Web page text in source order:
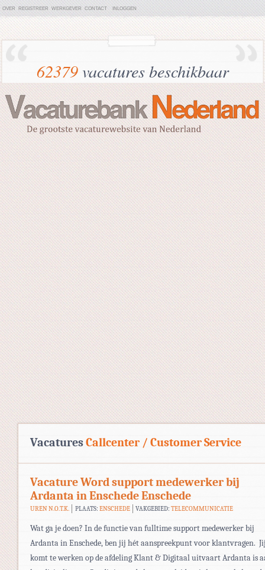
OVER REGISTREER WERKGEVER CONTACT INLOGGEN
62379vacatures beschikbaar
VacaturesCallcenter / Customer Service
Vacature Word support medewerker bij
Ardanta in Enschede Enschede
UREN N.O.T.K. PLAATS: ENSCHEDE VAKGEBIED:TELECOMMUNICATIE
Wat ga je doen? In de functie van fulltime support medewerker bij
Ardanta in Enschede, ben jij hét aanspreekpunt voor klantvragen.
komt te werken op de afdeling Klant & Digitaal uitvaart Ardanta is